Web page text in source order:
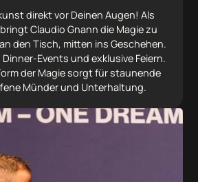
direkt vor Deinen Augen! Als
Claudio Gnann die Magie zu
den Tisch, mitten ins Geschehen.
Events und exklusive Feiern.
der Magie sorgt für staunende
Münder und Unterhaltung.